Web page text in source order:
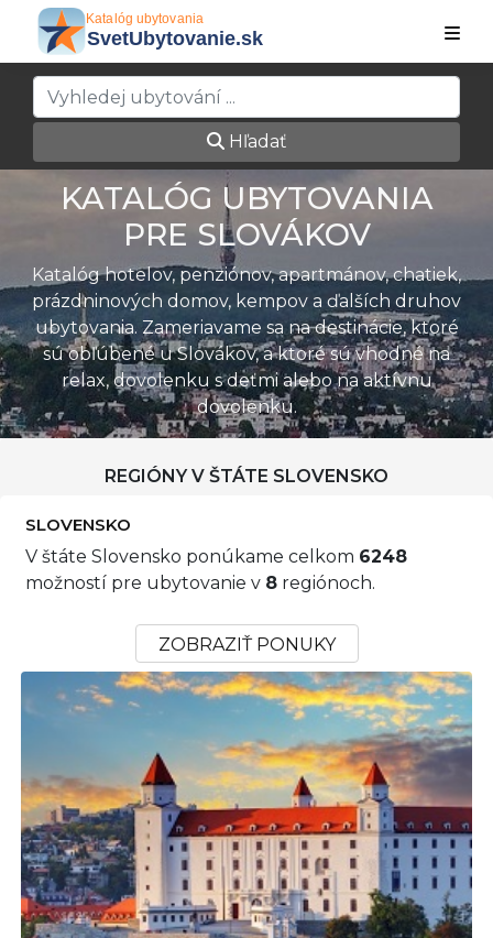
Hľadať
KATALÓG UBYTOVANIA
PRE SLOVÁKOV
Katalóg hotelov, penziónov, apartmánov, chatiek,
prázdninových domov, kempov a ďalších druhov
ubytovania. Zameriavame sa na destinácie, ktoré
sú obľúbené u Slovákov, a ktoré sú vhodné na
relax, dovolenku s deťmi alebo na aktívnu
dovolenku.
REGIÓNY V ŠTÁTE SLOVENSKO
SLOVENSKO
V štáte Slovensko ponúkame celkom 6248
možností pre ubytovanie v 8 regiónoch.
ZOBRAZIŤ PONUKY